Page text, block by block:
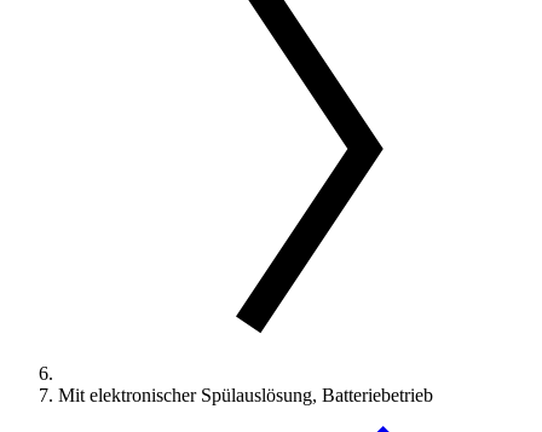
Mit elektronischer Spülauslösung, Batteriebetrieb